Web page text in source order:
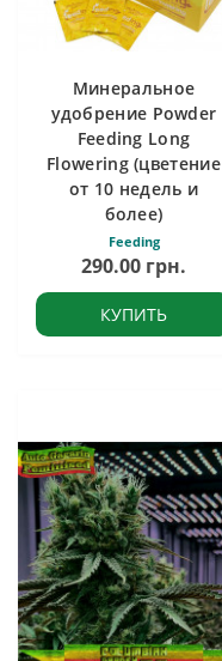
Минеральное
удобрение Powder
Feeding Long
Flowering (цветение
от 10 недель и
более)
Feeding
290.00 грн.
КУПИТЬ